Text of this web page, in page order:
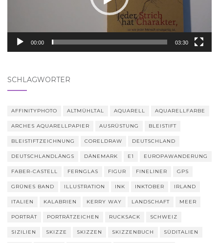
00:00 03:30
SCHLAGWÖRTER
AFFINITYPHOTO ALTMÜHLTAL AQUARELL AQUARELLFARBE
ARCHES AQUARELLPAPIER AUSRÜSTUNG BLEISTIFT
BLEISTIFTZEICHNUNG CORELDRAW DEUTSCHLAND
DEUTSCHLANDLÄNGS DÄNEMARK E1 EUROPAWANDERUNG
FABER-CASTELL FERNGLAS FIGUR FINELINER GPS
GRÜNES BAND ILLUSTRATION INK INKTOBER IRLAND
ITALIEN KALABRIEN KERRY WAY LANDSCHAFT MEER
PORTRÄT PORTRÄTZEICHEN RUCKSACK SCHWEIZ
SIZILIEN SKIZZE SKIZZEN SKIZZENBUCH SÜDITALIEN